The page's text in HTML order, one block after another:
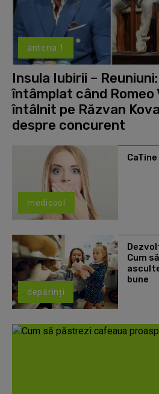
antena 1
Insula Iubirii –
întâmplat când Romeo
întâlnit pe Răzvan
despre concurent
medicool
CaTine
depărinți
Cum
bune